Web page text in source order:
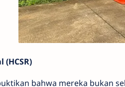
(HCSR)
bahwa mereka bukan